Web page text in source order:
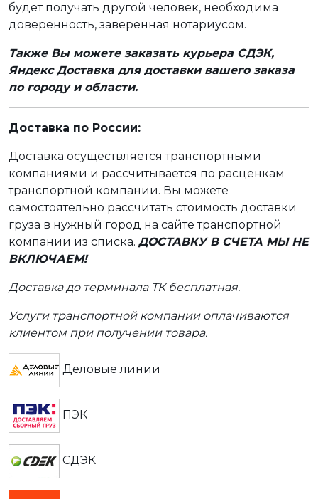
будет получать другой человек, необходима
доверенность, заверенная нотариусом.
Также Вы можете заказать курьера СДЭК,
Яндекс Доставка для доставки вашего заказа
по городу и области.
Доставка по России:
Доставка осуществляется транспортными
компаниями и рассчитывается по расценкам
транспортной компании. Вы можете
самостоятельно рассчитать стоимость доставки
груза в нужный город на сайте транспортной
компании из списка. ДОСТАВКУ В СЧЕТА МЫ НЕ
ВКЛЮЧАЕМ!
Доставка до терминала ТК бесплатная.
Услуги транспортной компании оплачиваются
клиентом при получении товара.
Деловые линии
ПЭК
СДЭК